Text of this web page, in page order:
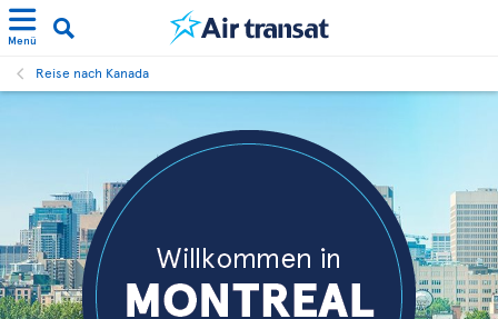
Menü
Reise nach Kanada